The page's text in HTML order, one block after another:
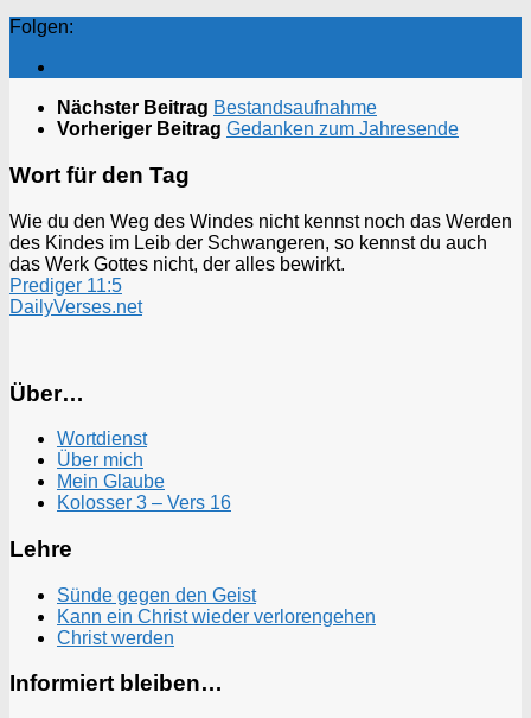
Folgen:
Nächster Beitrag Bestandsaufnahme
Vorheriger Beitrag Gedanken zum Jahresende
Wort für den Tag
Wie du den Weg des Windes nicht kennst noch das Werden
des Kindes im Leib der Schwangeren, so kennst du auch
das Werk Gottes nicht, der alles bewirkt.
Prediger 11:5
DailyVerses.net
Über…
Wortdienst
Über mich
Mein Glaube
Kolosser 3 – Vers 16
Lehre
Sünde gegen den Geist
Kann ein Christ wieder verlorengehen
Christ werden
Informiert bleiben…